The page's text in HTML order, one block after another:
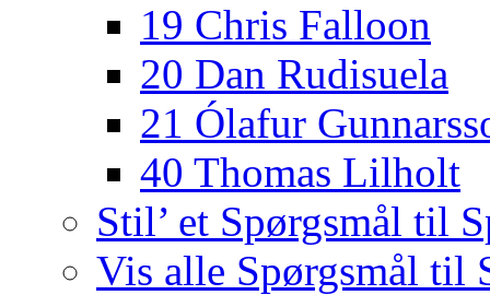
19 Chris Falloon
20 Dan Rudisuela
21 Ólafur
40 Thomas Lilholt
Stil’ et Spørgsmål til
Vis alle Spørgsmål til